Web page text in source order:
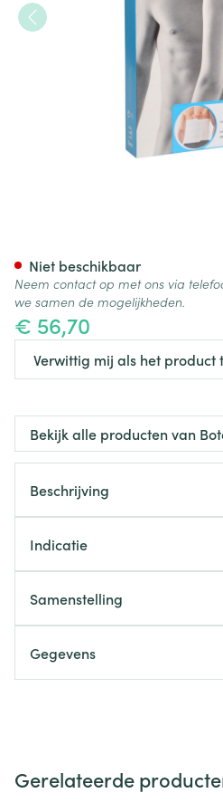
€ 56,70
Verwittig mij als het product
Niet beschikbaar
Neem contact op met ons via
we samen de mogelijkheden.
Bekijk alle producten van
Beschrijving
Indicatie
Samenstelling
Gegevens
Gerelateerde